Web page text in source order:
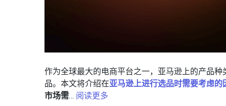
作为全球最大的电商平台之一，亚马逊上的产品
品。本文将介绍在亚马逊上进行选品时需要考虑的
市场需… 阅读更多